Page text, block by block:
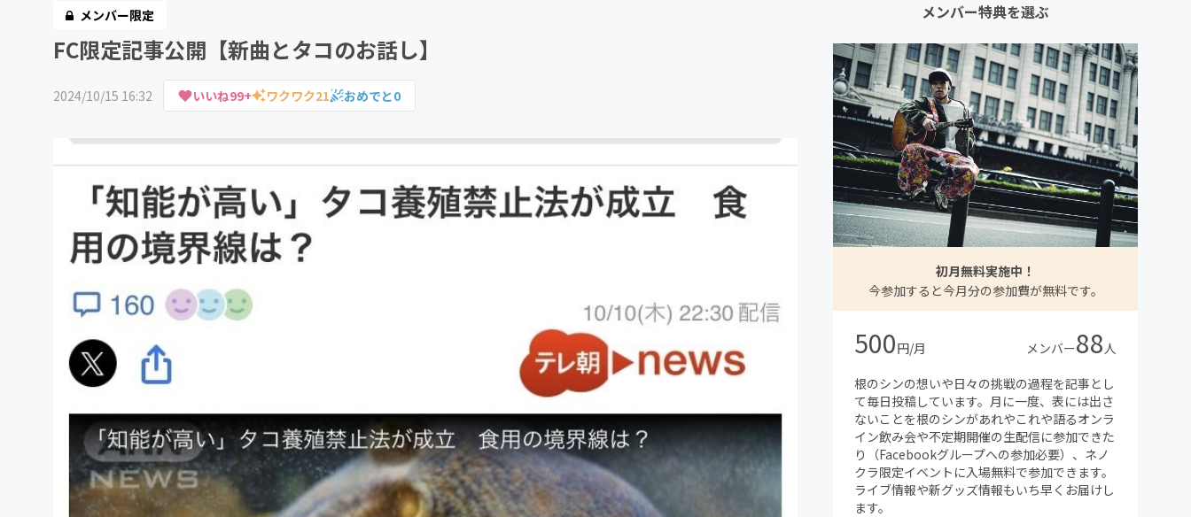
メンバー限定
FC限定記事公開【新曲とタコのお話し】
2024/10/15 16:32 いいね99+ ワクワク21 おめでと0
メンバー特典を選ぶ
初月無料実施中！
今参加すると今月分の参加費が無料です。
500円/月 メンバー88 人
根のシンの想いや日々の挑戦の過程を記事とし
て毎日投稿しています。月に一度、表には出さ
ないことを根のシンがあれやこれや語るオンラ
イン飲み会や不定期開催の生配信に参加できた
り（Facebookグループへの参加必要）、ネノ
クラ限定イベントに入場無料で参加できます。
ライブ情報や新グッズ情報もいち早くお届けし
ます。